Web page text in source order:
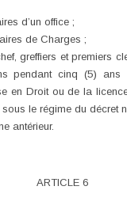
d’un office ;
de Charges ;
greffiers et premiers
pendant cinq (5) ans
en Droit ou de la
le régime du décret
antérieur.
ARTICLE 6